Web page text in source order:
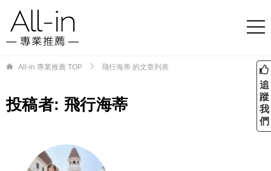
All-in 專業推薦 TOP 飛行海蒂 的文章列表
投稿者: 飛行海蒂
追
蹤
我
們